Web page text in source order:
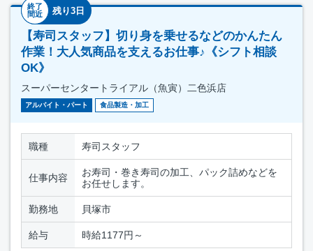
終了
間近
残り3日
【寿司スタッフ】切り身を乗せるなどのかんたん
作業！大人気商品を支えるお仕事♪《シフト相談
OK》
スーパーセンタートライアル（魚寅）二色浜店
アルバイト・パート 食品製造・加工
職種 寿司スタッフ
仕事内容
お寿司・巻き寿司の加工、パック詰めなどを
お任せします。
勤務地 貝塚市
給与 時給1177円～